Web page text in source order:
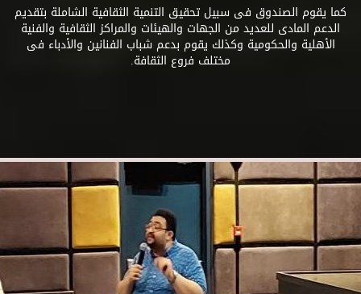
كما يقوم الصندوق فى سبيل تحقيق التنمية الثقافية الشاملة بتقديم
الدعم المادى للعديد من الجهات والهيئات والمراكز الثقافية والفنية
الأهلية والحكومية وكذلك يقوم بدعم شباب الفنانين والأدباء فى
مختلف فروع الثقافة.